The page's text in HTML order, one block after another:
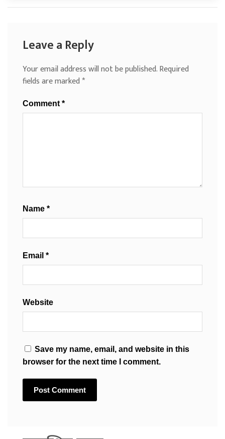
Leave a Reply
Your email address will not be published.Required
fields are marked*
Comment *
Name *
Email *
Website
Save my name, email, and website in this
browser for the next time I comment.